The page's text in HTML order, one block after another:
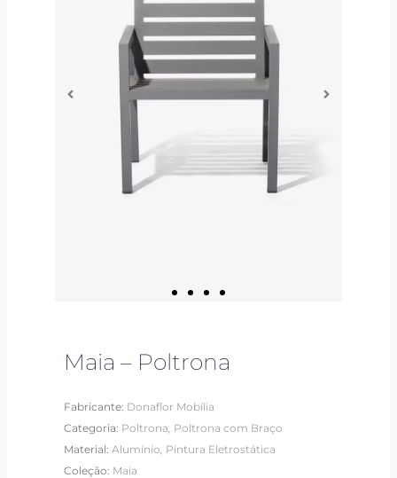
Maia – Poltrona
Fabricante: Donaflor Mobília
Categoria: Poltrona Poltrona com Braço
Material:Alumínio Pintura Eletrostática
Coleção: Maia